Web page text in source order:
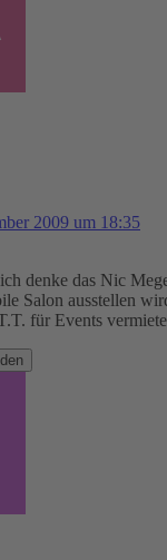
2009 um 18:35
ich denke das Nic
Salon ausstellen
für Events